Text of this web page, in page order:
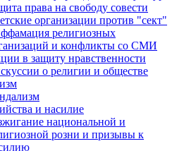
права на свободу совести
организации против "сект"
религиозных
и конфликты со СМИ
в защиту нравственности
о религии и обществе
и насилие
национальной и
розни и призывы к